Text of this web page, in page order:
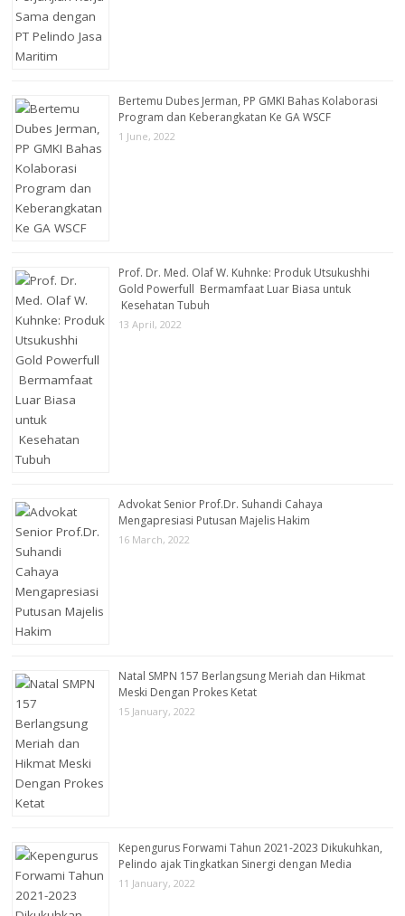
Bertemu Dubes Jerman, PP GMKI Bahas Kolaborasi
Program dan Keberangkatan Ke GA WSCF
1 June, 2022
Prof. Dr. Med. Olaf W. Kuhnke: Produk Utsukushhi
Gold Powerfull Bermamfaat Luar Biasa untuk
Kesehatan Tubuh
13 April, 2022
Advokat Senior Prof.Dr. Suhandi Cahaya
Mengapresiasi Putusan Majelis Hakim
16 March, 2022
Natal SMPN 157 Berlangsung Meriah dan Hikmat
Meski Dengan Prokes Ketat
15 January, 2022
Kepengurus Forwami Tahun 2021-2023 Dikukuhkan,
Pelindo ajak Tingkatkan Sinergi dengan Media
11 January, 2022